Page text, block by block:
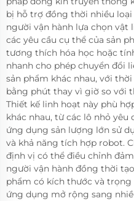
bị hỗ trợ đồng thời nhiều
người vận hành lựa chọn vật
các yêu cầu cụ thể của sản
tương thích hóa học hoặc
nhanh cho phép chuyển đổi
sản phẩm khác nhau, với
bằng phút thay vì giờ so với
Thiết kế linh hoạt này phù
khác nhau, từ các lô nhỏ yêu
ứng dụng sản lượng lớn sử
và khả năng tích hợp robot.
định vị có thể điều chỉnh
người vận hành đồng thời
phẩm có kích thước và trọng
ứng dụng mở rộng sang